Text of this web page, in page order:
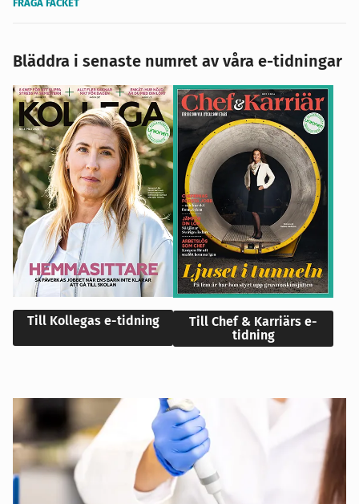
FRÅGA FACKET
Bläddra i senaste numret av våra e-tidningar
Till Kollegas e-tidning
Till Chef & Karriärs e-
tidning